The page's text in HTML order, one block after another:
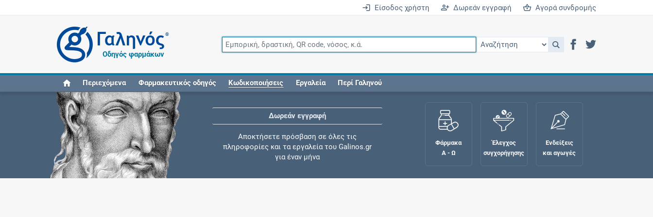
Είσοδος χρήστη Δωρεάν εγγραφή Αγορά συνδρομής
®
Οδηγός φαρμάκων
Περιεχόμενα Φαρμακευτικός οδηγός Κωδικοποιήσεις Εργαλεία Περί Γαληνού
Δωρεάν εγγραφή
Αποκτήσετε πρόσβαση σε όλες τις
πληροφορίες και τα εργαλεία του Galinos.gr
για έναν μήνα
Φάρμακα
Α - Ω
Έλεγχος
συγχορήγησης
Ενδείξεις
και αγωγές